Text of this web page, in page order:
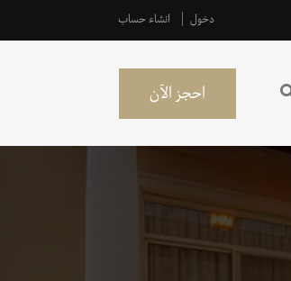
دخول انشاء حساب
احجز الآن